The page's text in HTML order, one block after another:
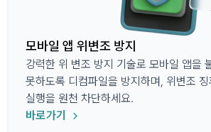
모바일 앱 위변조 방지
강력한 위 변조 방지 기술로 모바일 앱을
못하도록 디컴파일을 방지하며, 위변조
실행을 원천 차단하세요.
바로가기